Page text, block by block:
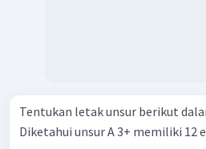
Tentukan letak unsur berikut
Diketahui unsur A 3+ memiliki 12